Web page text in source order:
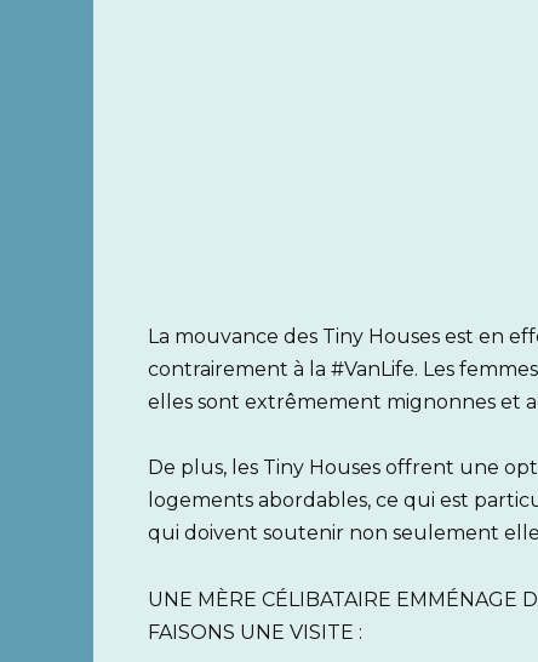
La mouvance des Tiny Houses est en
contrairement à la #VanLife. Les
elles sont extrêmement mignonnes et
De plus, les Tiny Houses offrent une
logements abordables, ce qui est
qui doivent soutenir non seulement
UNE MÈRE CÉLIBATAIRE EMMÉNAGE
FAISONS UNE VISITE :